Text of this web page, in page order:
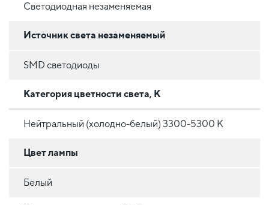
Светодиодная незаменяемая
Источник света незаменяемый
SMD светодиоды
Категория цветности света, К
Нейтральный (холодно-белый) 3300-5300 К
Цвет лампы
Белый